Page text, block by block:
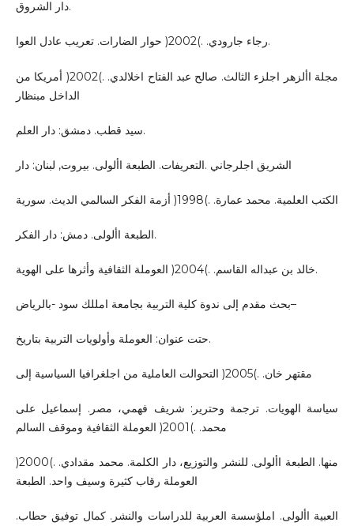
دار الشروق.
رجاء جارودي. .)2002( حوار الضارات. تعريب عادل العوا.
مجلة األزهر اجلزء الثالث. صالح عبد الفتاح اخلالدي. .)2002( أمريكا من
الداخل مبنظار
سيد قطب. دمشق: دار العلم.
الشريق اجلرجاني .التعريفات. الطبعة األولى. بيروت, لبنان: دار
الكتب العلمية. محمد عمارة. .)1998( أزمة الفكر السالمي الديث. سورية
الطبعة األولى. دمش: دار الفكر.
خالد بن عبداله القاسم. .)2004( العوملة الثقافية وأثرها على الهوية.
بحث مقدم إلى ندوة كلية التربية بجامعة امللك سود -بالرياض–
حتت عنوان: العوملة وأولويات التربية بتاريخ.
مقتهر خان. .)2005( التحوالت العاملية من اجلغرافيا السياسية إلى
سياسة الهويات. ترجمة وحترير: شريف فهمي، مصر. إسماعيل على
محمد. .)2001( العوملة الثقافية وموقف السالم
منها. الطبعة األولى. للنشر والتوزيع، دار الكلمة. محمد مقدادي. .)2000(
العوملة رقاب كثيرة وسيف واحد. الطبعة
العبية األولى. املؤسسة العربية للدراسات والنشر. كمال توفيق حطاب.